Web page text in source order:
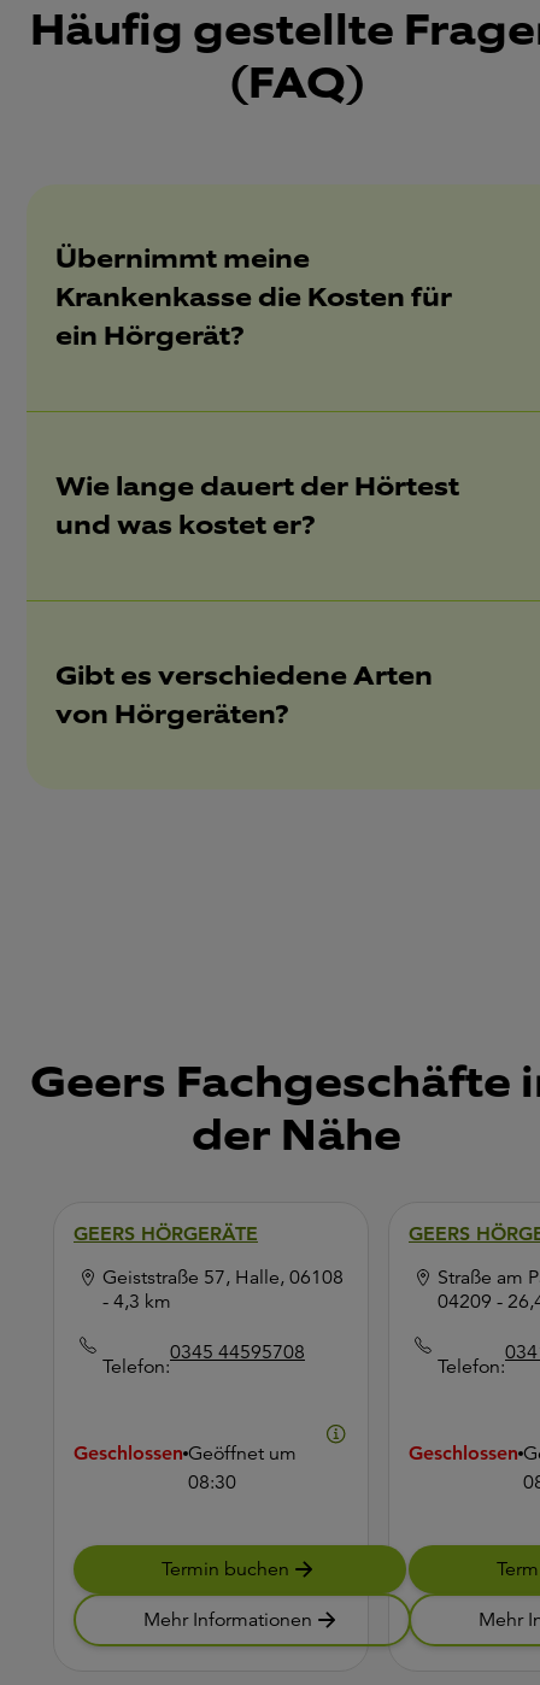
Häufig gestellte
(FAQ)
Übernimmt meine
Krankenkasse die Kosten für
ein Hörgerät?
Wie lange dauert der Hörtest
und was kostet er?
Gibt es verschiedene Arten
von Hörgeräten?
Geers Fachgeschäfte
der Nähe
GEERS HÖRGERÄTE
Geiststraße 57, Halle, 06108
- 4,3 km
Telefon:
0345 44595708
Geschlossen Geöffnet um
08:30
Termin buchen
Mehr Informationen
GEERS
Straße am
04209 -
Telefon:
Geschlossen
Mehr